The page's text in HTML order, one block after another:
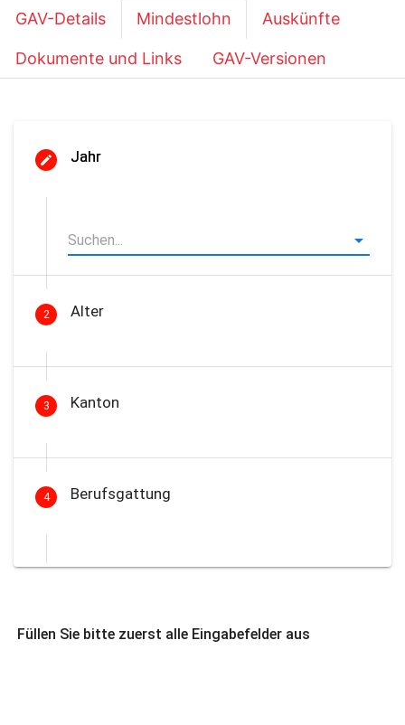
GAV-Details Mindestlohn Auskünfte
Dokumente und Links GAV-Versionen
Jahr
2 Alter
3 Kanton
4 Berufsgattung
Füllen Sie bitte zuerst alle Eingabefelder aus